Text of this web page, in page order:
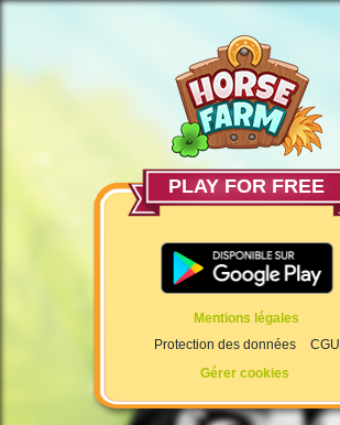
PLAY FOR FREE
Mentions légales
Protection des données
CGU
Gérer cookies